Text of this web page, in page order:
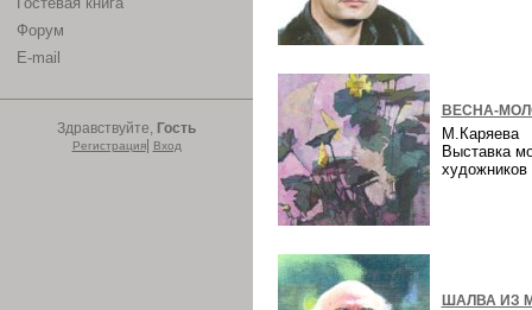
Форум
E-mail
Здравствуйте, Гость
Регистрация| Вход
ВЕСНА-
М.Каряева
Выставка
ШАЛВА ИЗ